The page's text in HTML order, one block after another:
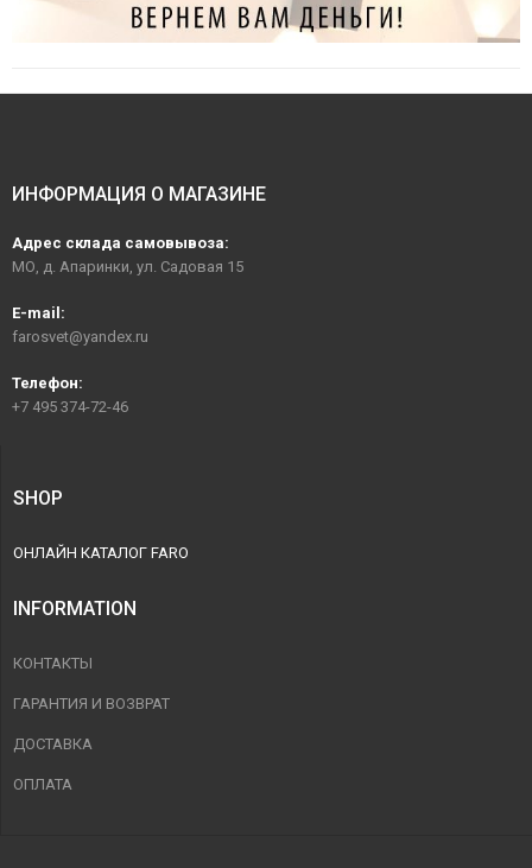
ИНФОРМАЦИЯ О МАГАЗИНЕ
Адрес склада самовывоза:
МО, д. Апаринки, ул. Садовая 15
E-mail:
farosvet@yandex.ru
Телефон:
+7 495 374-72-46
SHOP
ОНЛАЙН КАТАЛОГ FARO
INFORMATION
КОНТАКТЫ
ГАРАНТИЯ И ВОЗВРАТ
ДОСТАВКА
ОПЛАТА